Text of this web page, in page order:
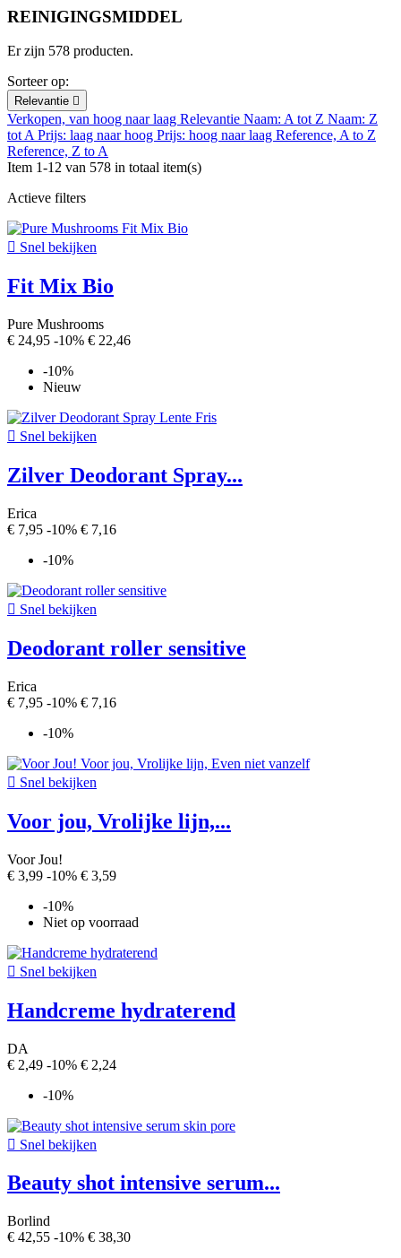
REINIGINGSMIDDEL
Er zijn 578 producten.
Sorteer op:
Relevantie 
Verkopen, van hoog naar laag Relevantie Naam: A tot Z Naam: Z
tot APrijs: laag naar hoog Prijs: hoog naar laag Reference, A to Z
Reference, Z to A
Item 1-12 van 578 in totaal item(s)
Actieve filters
 Snel bekijken
Fit Mix Bio
Pure Mushrooms
€ 24,95 -10% € 22,46
-10%
Nieuw
 Snel bekijken
Zilver Deodorant Spray...
Erica
€ 7,95 -10% € 7,16
-10%
 Snel bekijken
Deodorant roller sensitive
Erica
€ 7,95 -10% € 7,16
-10%
 Snel bekijken
Voor jou, Vrolijke lijn,...
Voor Jou!
€ 3,99 -10% € 3,59
-10%
Niet op voorraad
 Snel bekijken
Handcreme hydraterend
DA
€ 2,49 -10% € 2,24
-10%
 Snel bekijken
Beauty shot intensive serum...
Borlind
€ 42,55 -10% € 38,30